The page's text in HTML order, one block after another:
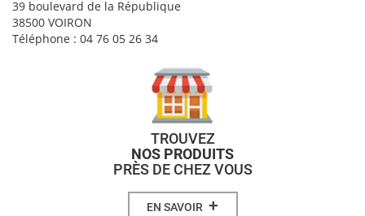
39 boulevard de la République
38500 VOIRON
Téléphone : 04 76 05 26 34
TROUVEZ
NOS PRODUITS
PRÈS DE CHEZ VOUS
EN SAVOIR +